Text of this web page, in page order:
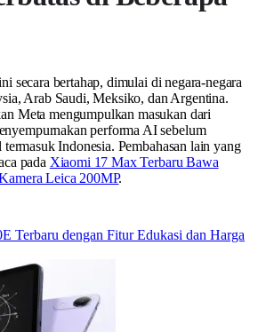
secara bertahap, dimulai di negara-negara
Arab Saudi, Meksiko, dan Argentina.
Meta mengumpulkan masukan dari
performa AI sebelum
Indonesia. Pembahasan lain yang
pada Xiaomi 17 Max Terbaru Bawa
Leica 200MP.
Terbaru dengan Fitur Edukasi dan Harga